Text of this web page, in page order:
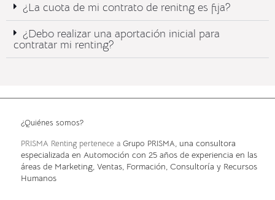
¿La cuota de mi contrato de renitng es fija?
¿Debo realizar una aportación inicial para
contratar mi renting?
¿Quiénes somos?
PRISMA Renting pertenece a Grupo PRISMA, una consultora
especializada en Automoción con 25 años de experiencia en las
áreas de Marketing, Ventas, Formación, Consultoría y Recursos
Humanos